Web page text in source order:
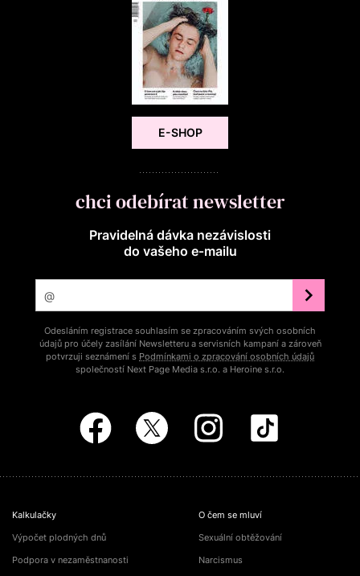
E-SHOP
chci odebírat newsletter
Pravidelná dávka nezávislosti
do vašeho e‑mailu
Odesláním registrace souhlasím se zpracováním svých osobních
údajů pro účely zasílání Newsletteru a servisních kampaní a zároveň
potvrzuji seznámení s Podmínkami o zpracování osobních údajů
společností Next Page Media s.r.o. a Heroine s.r.o.
Kalkulačky
Výpočet plodných dnů
Podpora v nezaměstnanosti
O čem se mluví
Sexuální obtěžování
Narcismus